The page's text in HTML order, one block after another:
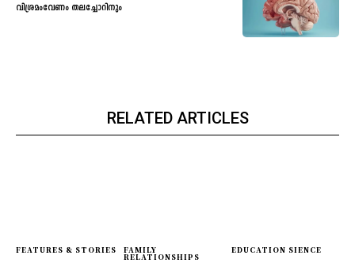
വിശ്രമംവേണം തലച്ചോറിനും
RELATED ARTICLES
FEATURES & STORIES FAMILY
RELATIONSHIPS
EDUCATION SIENCE